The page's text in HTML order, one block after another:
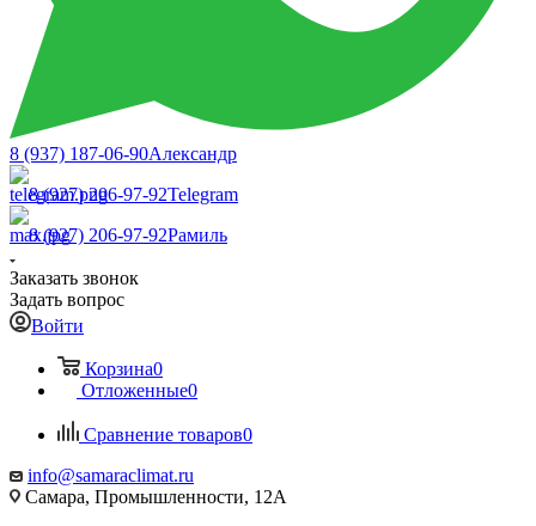
8 (937) 187-06-90Александр
8 (927) 206-97-92Telegram
8 (927) 206-97-92Рамиль
Заказать звонок
Задать вопрос
Войти
Корзина0
Отложенные0
Сравнение товаров0
info@samaraclimat.ru
Самара, Промышленности, 12А